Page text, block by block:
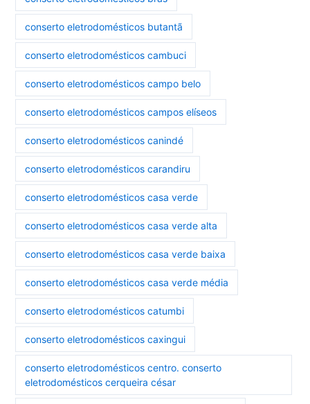
conserto eletrodomésticos butantã
conserto eletrodomésticos cambuci
conserto eletrodomésticos campo belo
conserto eletrodomésticos campos elíseos
conserto eletrodomésticos canindé
conserto eletrodomésticos carandiru
conserto eletrodomésticos casa verde
conserto eletrodomésticos casa verde alta
conserto eletrodomésticos casa verde baixa
conserto eletrodomésticos casa verde média
conserto eletrodomésticos catumbi
conserto eletrodomésticos caxingui
conserto eletrodomésticos centro. conserto
eletrodomésticos cerqueira césar